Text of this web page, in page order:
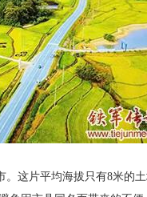
。这片平均海拔只有8米的